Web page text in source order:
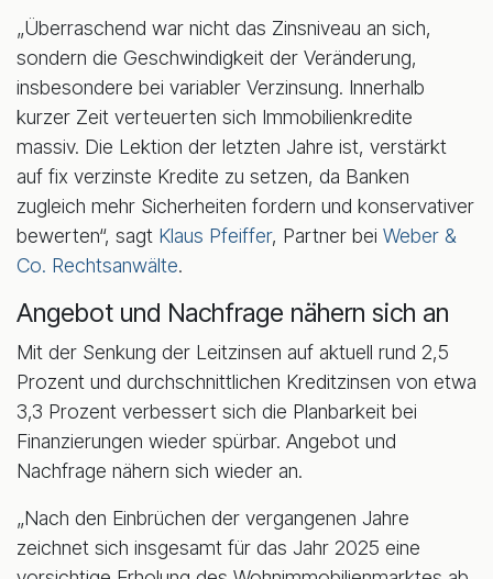
„Überraschend war nicht das Zinsniveau an sich,
sondern die Geschwindigkeit der Veränderung,
insbesondere bei variabler Verzinsung. Innerhalb
kurzer Zeit verteuerten sich Immobilienkredite
massiv. Die Lektion der letzten Jahre ist, verstärkt
auf fix verzinste Kredite zu setzen, da Banken
zugleich mehr Sicherheiten fordern und konservativer
bewerten“, sagt Klaus Pfeiffer, Partner bei Weber &
Co. Rechtsanwälte.
Angebot und Nachfrage nähern sich an
Mit der Senkung der Leitzinsen auf aktuell rund 2,5
Prozent und durchschnittlichen Kreditzinsen von etwa
3,3 Prozent verbessert sich die Planbarkeit bei
Finanzierungen wieder spürbar. Angebot und
Nachfrage nähern sich wieder an.
„Nach den Einbrüchen der vergangenen Jahre
zeichnet sich insgesamt für das Jahr 2025 eine